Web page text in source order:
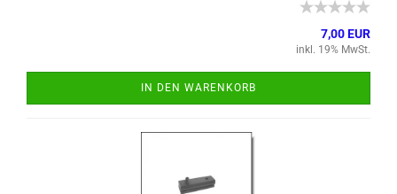
7,00 EUR
inkl. 19% MwSt.
IN DEN WARENKORB